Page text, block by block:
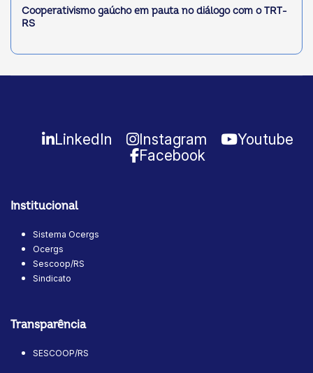
Cooperativismo gaúcho em pauta no diálogo com o TRT-
RS
LinkedIn Instagram
Youtube
Facebook
Institucional
Sistema Ocergs
Ocergs
Sescoop/RS
Sindicato
Transparência
SESCOOP/RS